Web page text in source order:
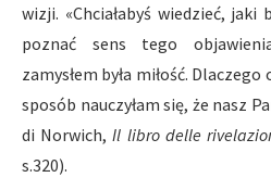
wizji. «Chciałabyś wiedzieć, jaki
poznać sens tego
zamysłem była miłość.
sposób nauczyłam się, że nasz
di Norwich,Il libro delle
s.320).